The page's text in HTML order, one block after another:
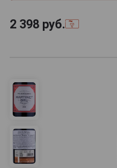
2 398 руб.